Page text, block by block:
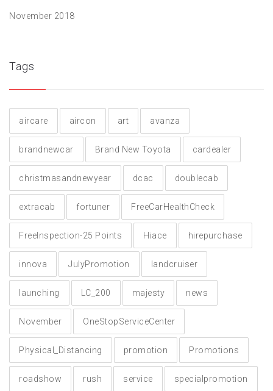
November 2018
Tags
aircare aircon art avanza
brandnewcar Brand New Toyota cardealer
christmasandnewyear dcac doublecab
extracab fortuner FreeCarHealthCheck
FreeInspection-25 Points Hiace hirepurchase
innova JulyPromotion landcruiser
launching LC_200 majesty news
November OneStopServiceCenter
Physical_Distancing promotion Promotions
roadshow rush service specialpromotion